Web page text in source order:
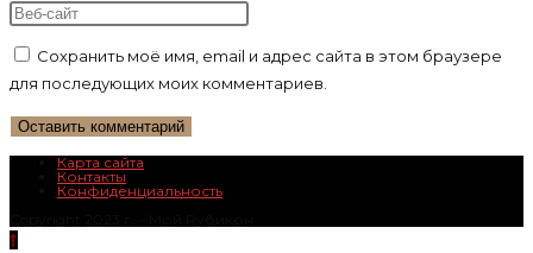
имя
имя
пользователя,
чтобы
свой
адрес,
чтобы
прокомментировать
Введите
вашего
веб-
сайта
Сохранить моё имя, email и адрес сайта в этом браузере
для последующих моих комментариев.
Карта сайта
Контакты
Конфиденциальность